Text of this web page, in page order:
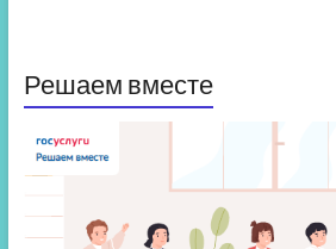
Решаем вместе